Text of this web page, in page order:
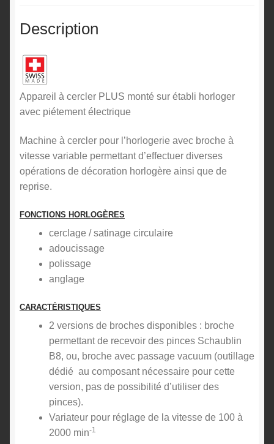
Description
Appareil à cercler PLUS monté sur établi horloger
avec piétement électrique
Machine à cercler pour l’horlogerie avec broche à
vitesse variable permettant d’effectuer diverses
opérations de décoration horlogère ainsi que de
reprise.
FONCTIONS HORLOGÈRES
cerclage / satinage circulaire
adoucissage
polissage
anglage
CARACTÉRISTIQUES
2 versions de broches disponibles : broche
permettant de recevoir des pinces Schaublin
B8, ou, broche avec passage vacuum (outillage
dédié au composant nécessaire pour cette
version, pas de possibilité d’utiliser des
pinces).
Variateur pour réglage de la vitesse de 100 à
2000 min-1